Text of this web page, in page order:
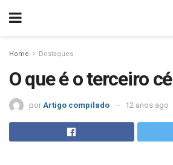
Home Destaques
O que é o terceiro
por Artigo compilado 12 anos ago